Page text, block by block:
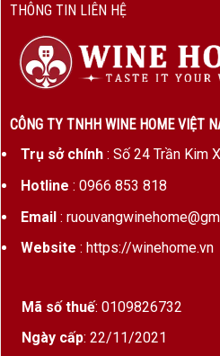
THÔNG TIN LIÊN HỆ
CÔNG TY TNHH WINE HOME VIỆT
Trụ sở chính: Số 24 Trần Kim
Hotline : 0966 853 818
Email:
Website : https://winehome.vn
Mã số thuế: 0109826732
Ngày cấp: 22/11/2021